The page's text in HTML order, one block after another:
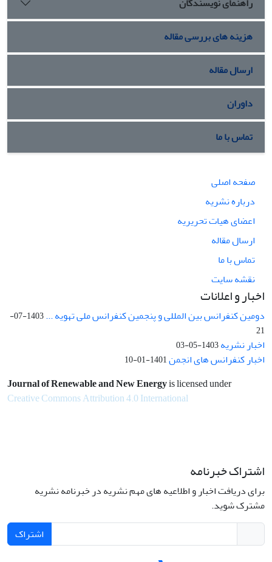
هزینه های بررسی مقاله
ارسال مقاله
داوران
تماس با ما
صفحه اصلی
درباره نشریه
اعضای هیات تحریریه
ارسال مقاله
تماس با ما
نقشه سایت
اخبار و اعلانات
دومین کنفرانس بین المللی و پنجمین کنفرانس ملی تهویه ...
1403-07-
21
اخبار نشریه1403-05-03
اخبار کنفرانس های انجمن1401-01-10
Journal of Renewable and New Energyis licensed under
Creative Commons Attribution 4.0 International
اشتراک خبرنامه
برای دریافت اخبار و اطلاعیه های مهم نشریه در خبرنامه نشریه
مشترک شوید.
اشتراک